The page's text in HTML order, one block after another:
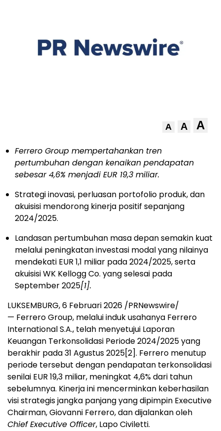
A A A
Ferrero Group mempertahankan tren
pertumbuhan dengan kenaikan pendapatan
sebesar 4,6% menjadi EUR 19,3 miliar.
Strategi inovasi, perluasan portofolio produk, dan
akuisisi mendorong kinerja positif sepanjang
2024/2025.
Landasan pertumbuhan masa depan semakin kuat
melalui peningkatan investasi modal yang nilainya
mendekati EUR 1,1 miliar pada 2024/2025, serta
akuisisi WK Kellogg Co. yang selesai pada
September 2025[1].
LUKSEMBURG, 6 Februari 2026 /PRNewswire/
— Ferrero Group, melalui induk usahanya Ferrero
International S.A., telah menyetujui Laporan
Keuangan Terkonsolidasi Periode 2024/2025 yang
berakhir pada 31 Agustus 2025[2]. Ferrero menutup
periode tersebut dengan pendapatan terkonsolidasi
senilai EUR 19,3 miliar, meningkat 4,6% dari tahun
sebelumnya. Kinerja ini mencerminkan keberhasilan
visi strategis jangka panjang yang dipimpin Executive
Chairman, Giovanni Ferrero, dan dijalankan oleh
Chief Executive Officer, Lapo Civiletti.